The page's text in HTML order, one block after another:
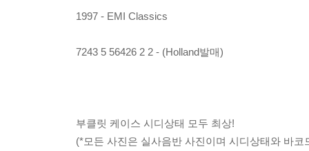
1997 - EMI Classics
7243 5 56426 2 2 - (Holland발매)
부클릿 케이스 시디상태 모두 최상!
(*모든 사진은 실사음반 사진이며 시디상태와 바